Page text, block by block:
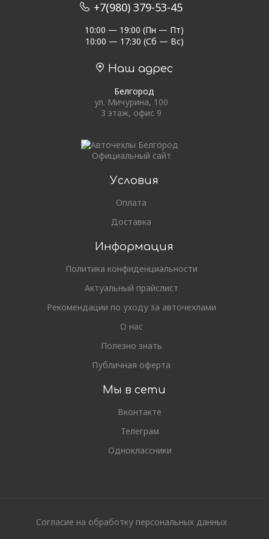
+7(980) 379-53-45
10:00 — 19:00 (Пн — Пт)
10:00 — 17:30 (Сб — Вс)
Наш адрес
Белгород
ул. Мичурина, 100
3 этаж, офис 9
Официальный сайт
Условия
Оплата
Доставка
Информация
Политика конфиденциальности
Актуальный прайслист
Рекомендации по уходу за авточехлами
О нас
Полезно знать
Публичная оферта
Мы в сети
Вконтакте
Телеграм
Одноклассники
Согласие на обработку персональных данных